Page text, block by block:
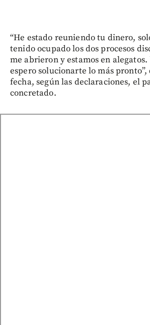
“He estado reuniendo tu dinero,
tenido ocupado los dos procesos
me abrieron y estamos en
espero solucionarte lo más
fecha, según las declaraciones, el
concretado.